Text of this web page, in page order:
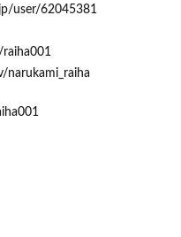
user/62045381